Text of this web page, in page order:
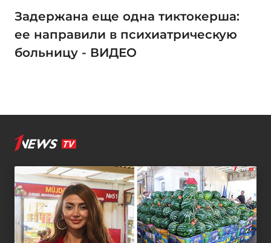
Задержана еще одна тиктокерша:
ее направили в психиатрическую
больницу - ВИДЕО